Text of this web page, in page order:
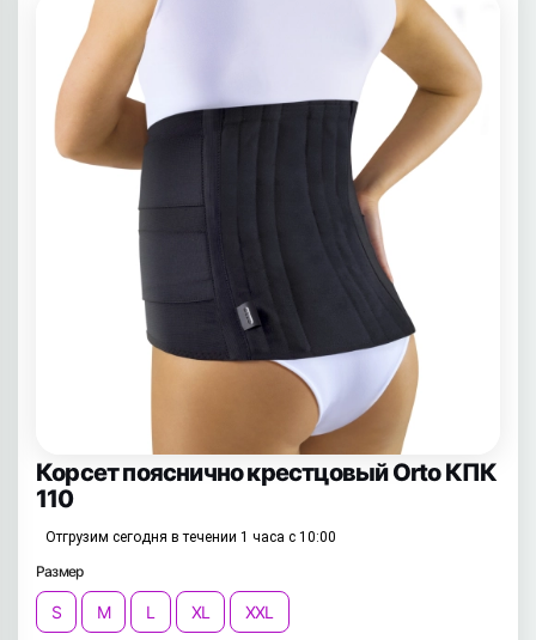
Корсет пояснично крестцовый Orto КПК
110
Отгрузим сегодня в течении 1 часа с 10:00
Размер
S M L XL XXL